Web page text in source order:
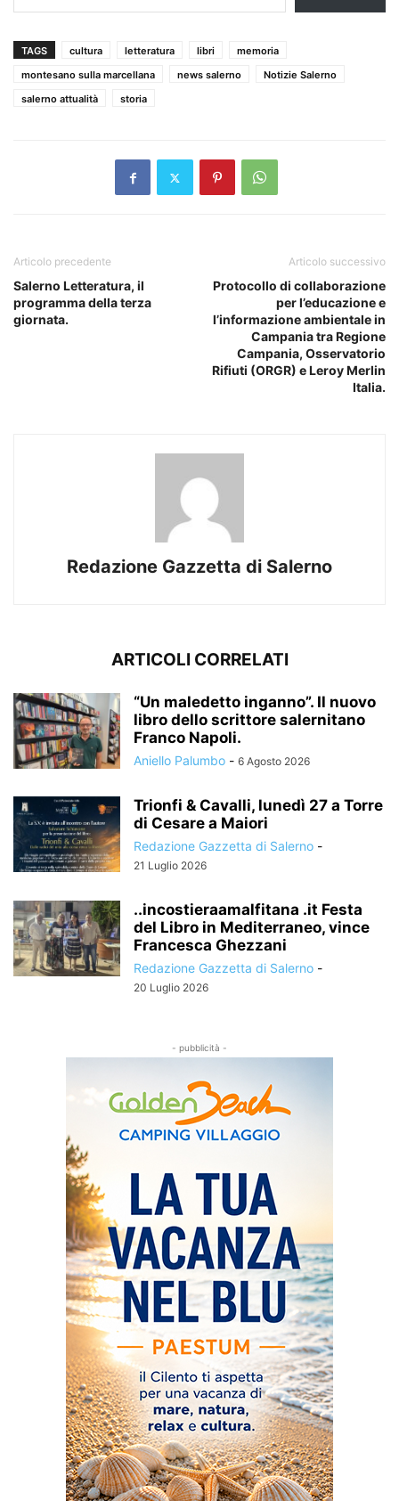
TAGS cultura letteratura libri
memoria
montesano sulla marcellana
news salerno
Notizie Salerno
salerno attualità
storia
Articolo precedente
Salerno Letteratura, il
programma della terza
giornata.
Articolo successivo
Protocollo di collaborazione
per l’educazione e
l’informazione ambientale in
Campania tra Regione
Campania, Osservatorio
Rifiuti (ORGR) e Leroy Merlin
Italia.
Redazione Gazzetta di Salerno
ARTICOLI CORRELATI
“Un maledetto inganno”. Il nuovo
libro dello scrittore salernitano
Franco Napoli.
Aniello Palumbo - 6 Agosto 2026
Trionfi & Cavalli, lunedì 27 a Torre
di Cesare a Maiori
Redazione Gazzetta di Salerno -
21 Luglio 2026
..incostieraamalfitana .it Festa
del Libro in Mediterraneo, vince
Francesca Ghezzani
Redazione Gazzetta di Salerno -
20 Luglio 2026
- pubblicità -